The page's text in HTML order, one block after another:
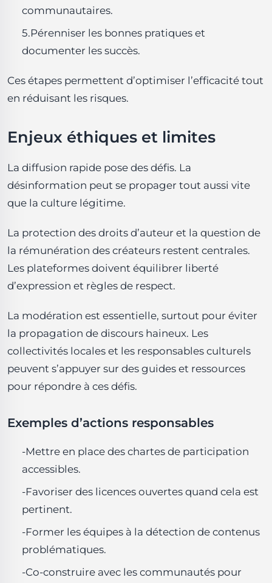
communautaires.
5.Pérenniser les bonnes pratiques et
documenter les succès.
Ces étapes permettent d’optimiser l’efficacité tout
en réduisant les risques.
Enjeux éthiques et limites
La diffusion rapide pose des défis. La
désinformation peut se propager tout aussi vite
que la culture légitime.
La protection des droits d’auteur et la question de
la rémunération des créateurs restent centrales.
Les plateformes doivent équilibrer liberté
d’expression et règles de respect.
La modération est essentielle, surtout pour éviter
la propagation de discours haineux. Les
collectivités locales et les responsables culturels
peuvent s’appuyer sur des guides et ressources
pour répondre à ces défis.
Exemples d’actions responsables
-Mettre en place des chartes de participation
accessibles.
-Favoriser des licences ouvertes quand cela est
pertinent.
-Former les équipes à la détection de contenus
problématiques.
-Co-construire avec les communautés pour